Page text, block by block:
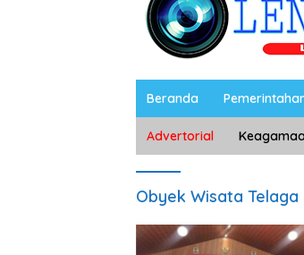
Beranda
Advertorial
Obyek Wisata Telaga